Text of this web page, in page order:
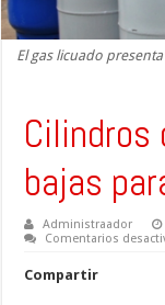
El gas licuado
Cilindros
bajas
Administraador
Comentarios
Compartir